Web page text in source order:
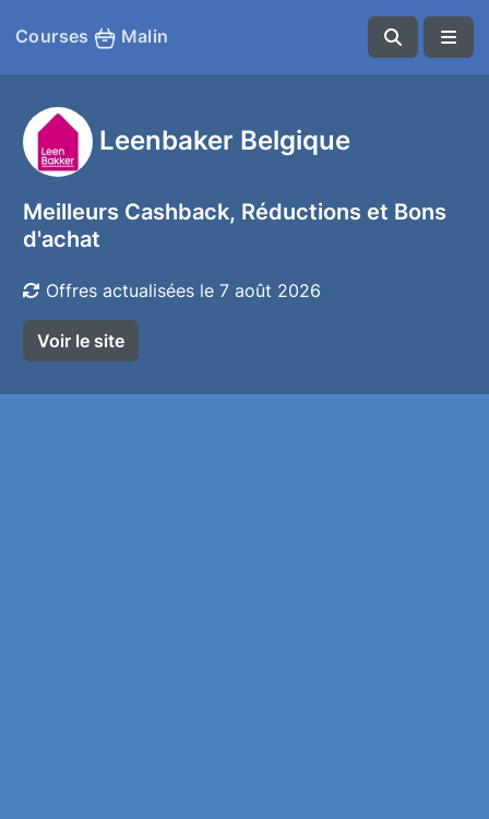
Courses Malin
Leenbaker Belgique
Meilleurs Cashback, Réductions et Bons
d'achat
Offres actualisées le 7 août 2026
Voir le site